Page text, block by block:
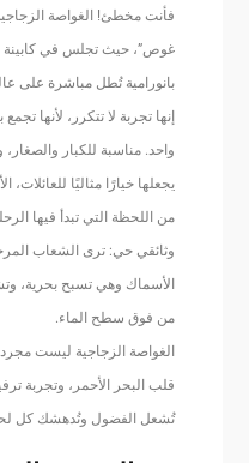
فأنت مخطئ! الغواصة
غوص”، حيث تجلس في كابينة
بانورامية تُطل مباشرة على
إنها تجربة لا تتكرر، لأنها
واحد. مناسبة للكبار والصغار،
يجعلها خيارًا مثاليًا للعائلات،
من اللحظة التي تبدأ فيها
وثائقي حي: ترى الشعاب
الأسماك وهي تسبح بحرية،
من فوق سطح الماء.
الغواصة الزجاجية ليست مجرد
قلب البحر الأحمر، وتجربة
تُشعل الفضول وتُدهشك كل